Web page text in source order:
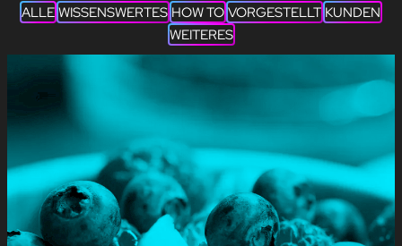
ALLE WISSENSWERTES HOW TO VORGESTELLT KUNDEN
WEITERES